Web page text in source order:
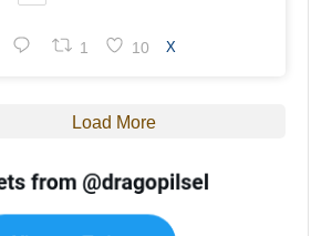
1 10 X
Load More